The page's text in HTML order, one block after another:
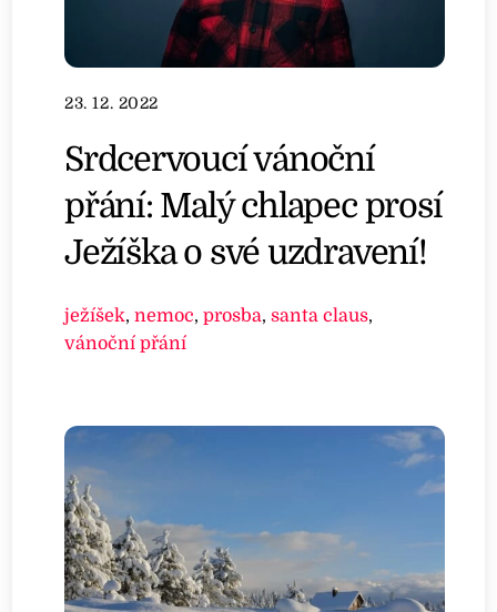
23. 12. 2022
Srdcervoucí vánoční
přání: Malý chlapec prosí
Ježíška o své uzdravení!
ježíšek,nemoc,prosba,santa claus,
vánoční přání